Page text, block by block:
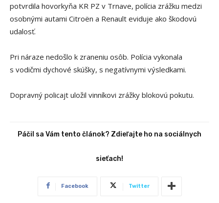
potvrdila hovorkyňa KR PZ v Trnave, polícia zrážku medzi
osobnými autami Citroën a Renault eviduje ako škodovú
udalosť.
Pri náraze nedošlo k zraneniu osôb. Polícia vykonala
s vodičmi dychové skúšky, s negatívnymi výsledkami.
Dopravný policajt uložil vinníkovi zrážky blokovú pokutu.
Páčil sa Vám tento článok? Zdieľajte ho na sociálnych
sieťach!
Facebook Twitter